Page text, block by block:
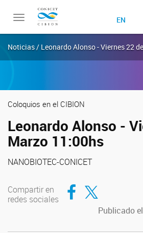
Toggle
EN
Noticias / Leonardo Alonso - Viernes 22
Coloquios en el CIBION
Leonardo Alonso -
Marzo 11:00hs
NANOBIOTEC-CONICET
Compartir en
redes sociales
Compartir en Facebook
Compartir en Twitter
Publicado